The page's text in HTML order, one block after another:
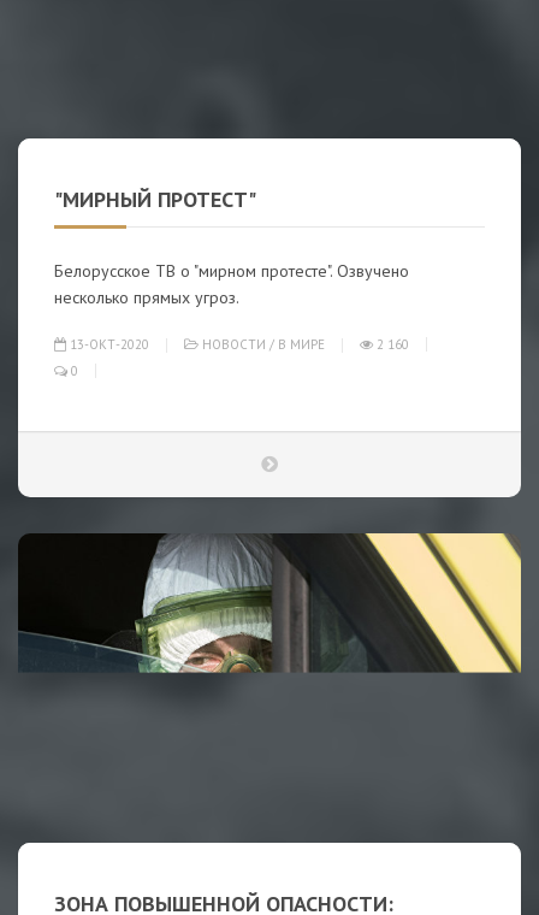
"МИРНЫЙ ПРОТЕСТ"
Белорусское ТВ о "мирном протесте". Озвучено
несколько прямых угроз.
13-ОКТ-2020 НОВОСТИ / В МИРЕ
2 160
0
ЗОНА ПОВЫШЕННОЙ ОПАСНОСТИ: